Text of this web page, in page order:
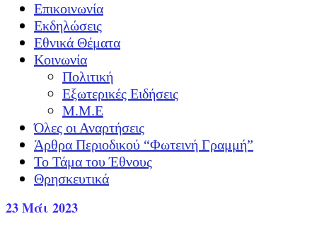
Επικοινωνία
Εκδηλώσεις
Εθνικά Θέματα
Κοινωνία
Πολιτική
Εξωτερικές Ειδήσεις
Μ.Μ.Ε
Όλες οι Αναρτήσεις
Άρθρα Περιοδικού “Φωτεινή Γραμμή”
Το Τάμα του Έθνους
Θρησκευτικά
23Μάι 2023